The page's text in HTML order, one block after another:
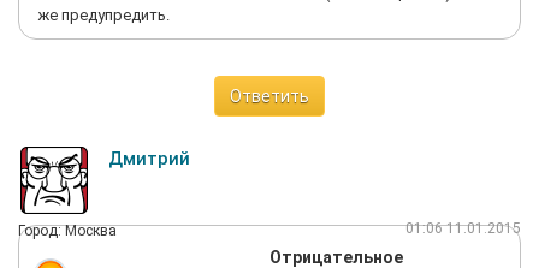
же предупредить.
Ответить
Дмитрий
Город: Москва 01:06 11.01.2015
Отрицательное